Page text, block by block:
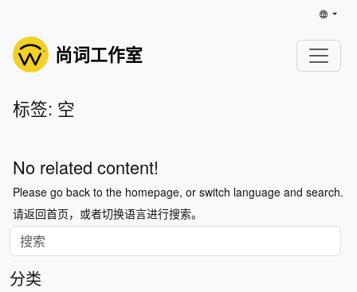
尚词工作室
标签: 空
No related content!
Please go back to the homepage, or switch language and search.
请返回首页，或者切换语言进行搜索。
分类